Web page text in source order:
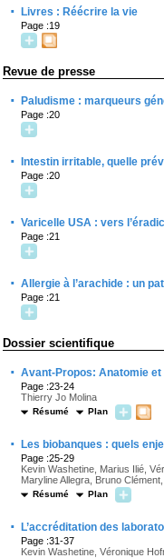
· Livres : Réécrire la vie
Page :19
Revue de presse
· Paludisme : marqueurs
Page :20
· Intestin irritable, quelle
Page :20
· Varicelle USA : vers
Page :21
· Allergie à l’arachide : un
Page :21
Dossier scientifique
· Avant-Propos: Anatomie
Page :23-24
Thierry Jo Molina
Résumé Plan
· Les biobanques : quels
Page :25-29
Kevin Washetine, Marius Ilié,
Maryline Allegra, Bruno
Résumé Plan
· L’accréditation des
Page :31-37
Kevin Washetine, Véronique